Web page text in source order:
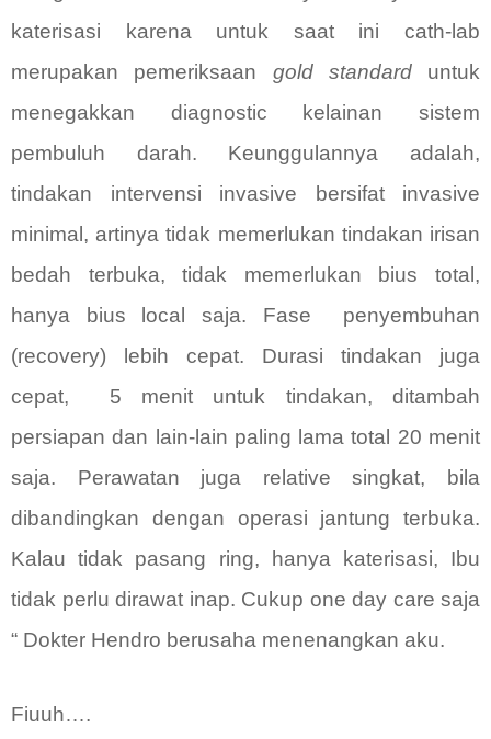
katerisasi karena untuk saat ini cath-lab
merupakan pemeriksaan gold standarduntuk
menegakkan diagnostic kelainan sistem
pembuluh darah. Keunggulannya adalah,
tindakan intervensi invasive bersifat invasive
minimal, artinya tidak memerlukan tindakan irisan
bedah terbuka, tidak memerlukan bius total,
hanya bius local saja. Fase
penyembuhan
(recovery) lebih cepat. Durasi tindakan juga
cepat,
5 menit untuk tindakan, ditambah
persiapan dan lain-lain paling lama total 20 menit
saja. Perawatan juga relative singkat, bila
dibandingkan dengan operasi jantung terbuka.
Kalau tidak pasang ring, hanya katerisasi, Ibu
tidak perlu dirawat inap. Cukup one day care saja
“ Dokter Hendro berusaha menenangkan aku.
Fiuuh….